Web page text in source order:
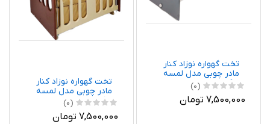
تخت گهواره نوزاد کنار
مادر چوبی مدل لمسه
رنگ سفید طوسی
120 در 60
(0)
7,500,000 تومان
تخت گهواره نوزاد کنار
مادر چوبی مدل لمسه
رنگ کرم قهوه ای دیوانکو
Divancoo ابعاد 120 در 60
(0)
7,500,000 تومان